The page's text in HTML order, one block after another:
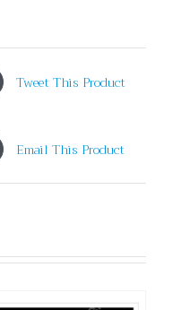
Tweet This Product
Email This Product